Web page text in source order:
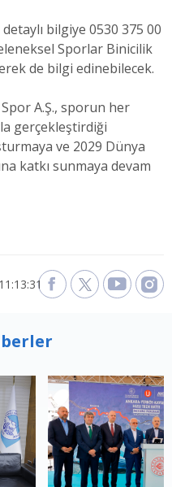
bilgiye 0530 375 00
Sporlar Binicilik
de bilgi edinebilecek.
A.Ş., sporun her
gerçekleştirdiği
ve 2029 Dünya
katkı sunmaya devam